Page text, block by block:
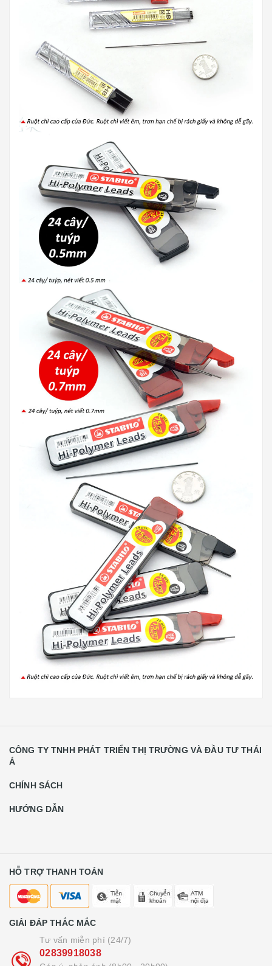
CÔNG TY TNHH PHÁT TRIỂN THỊ TRƯỜNG VÀ ĐẦU TƯ THÁI
Á
CHÍNH SÁCH
HƯỚNG DẪN
HỖ TRỢ THANH TOÁN
GIẢI ĐÁP THẮC MẮC
Tư vấn miễn phí (24/7)
02839918038